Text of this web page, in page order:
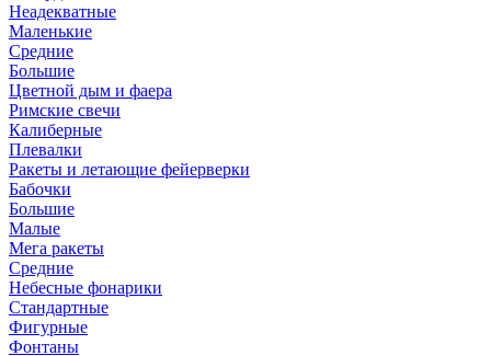
Неадекватные
Маленькие
Средние
Большие
Цветной дым и фаера
Римские свечи
Калиберные
Плевалки
Ракеты и летающие фейерверки
Бабочки
Большие
Малые
Мега ракеты
Средние
Небесные фонарики
Стандартные
Фигурные
Фонтаны